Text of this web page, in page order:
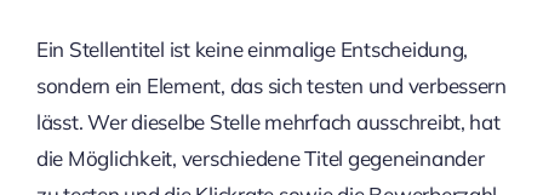
Ein Stellentitel ist keine einmalige Entscheidung,
sondern ein Element, das sich testen und verbessern
lässt. Wer dieselbe Stelle mehrfach ausschreibt, hat
die Möglichkeit, verschiedene Titel gegeneinander